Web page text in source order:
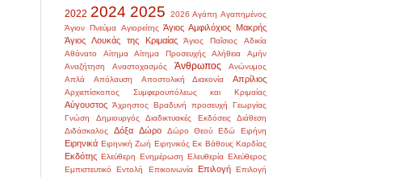
2022 2024 2025 2026 Αγάπη Αγαπημένος
Άγιον Πνεύμα Αγιορείτης Άγιος Αμφιλόχιος Μακρής
Άγιος Λουκάς της Κριμαίας
Άγιος Παΐσιος
Αδικία
Αθάνατο
Αίτημα Αίτημα Προσευχής Αλήθεια
Αμήν
Αναζήτηση
Αναστοχασμός Άνθρωπος
Ανώνυμος
Απλά
Απόλαυση Αποστολική Διακονία Απρίλιος
Αρχιεπίσκοπος Συμφερουπόλεως και Κριμαίας
Αύγουστος Άχρηστος Βραδυνή προσευχή
Γεωργίας
Γνώση
Δημιουργός Διαδικτυακές Εκδόσεις
Διάθεση
Διδάσκαλος
Δόξα Δώρο Δώρο Θεού Εδώ Ειρήνη
Ειρηνικά Ειρηνική Ζωή Ειρηνικός Εκ Βάθους Καρδίας
Εκδότης Ελεύθερη Ενημέρωση Ελευθερία Ελεύθερος
Εμπιστευτικό
Εντολή Επικοινωνία Επιλογή
Επιλογή